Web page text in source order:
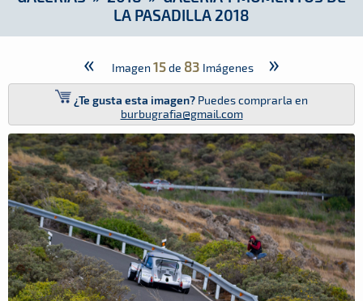
LA PASADILLA 2018
« Imagen 15de 83 Imágenes »
¿Te gusta esta imagen? Puedes comprarla en
burbugrafia@gmail.com